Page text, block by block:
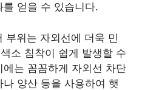
얻을 수 있습니다.
부위는 자외선에 더욱 민
소 침착이 쉽게 발생할 수
에는 꼼꼼하게 자외선 차단
양산 등을 사용하여 햇